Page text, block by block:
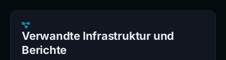
Verwandte Infrastruktur und
Berichte